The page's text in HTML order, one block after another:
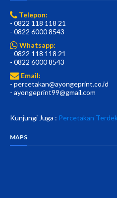
Telepon:
- 0822 118 118 21
- 0822 6000 8543
Whatsapp:
- 0822 118 118 21
- 0822 6000 8543
Email:
- percetakan@ayongeprint.co.id
- ayongeprint99@gmail.com
Kunjungi Juga : Percetakan
MAPS